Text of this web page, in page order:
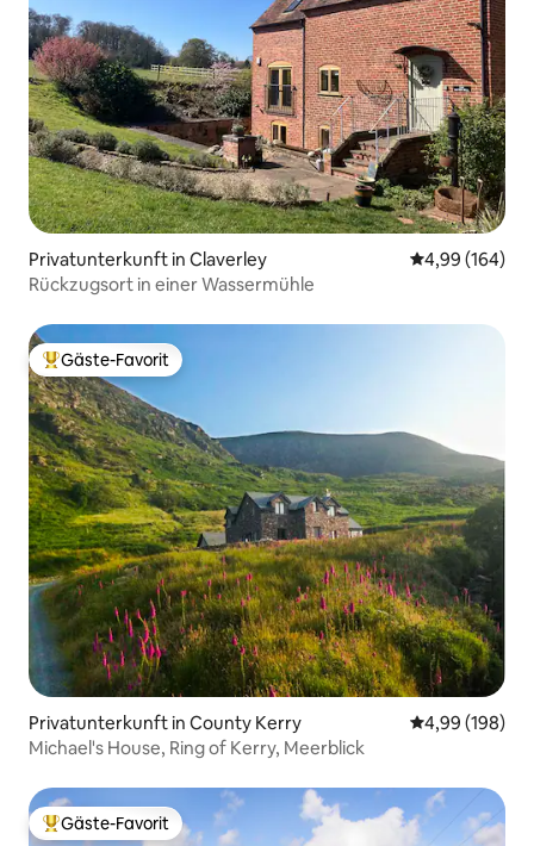
Privatunterkunft in Claverley
4,99 (164)
Rückzugsort in einer Wassermühle
Beliebter Gäste-Favorit.
Gäste-Favorit
Privatunterkunft in County Kerry
4,99 (198)
Michael's House, Ring of Kerry, Meerblick
Beliebter Gäste-Favorit.
Gäste-Favorit